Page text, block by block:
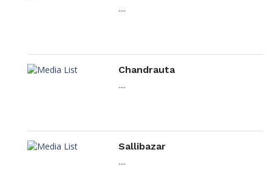
....
Chandrauta
....
Sallibazar
....